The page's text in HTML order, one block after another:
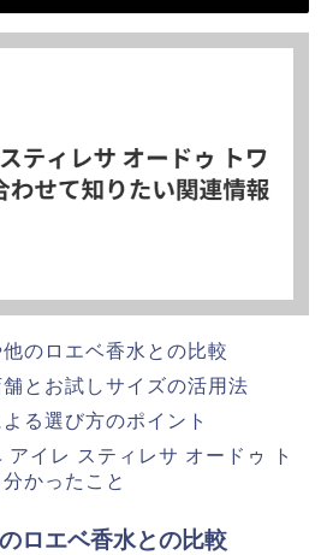
のロエベ香水との比較
とお試しサイズの活用法
る選び方のポイント
アイレ スティレサ オードゥ ト
かったこと
ロエベ香水との比較